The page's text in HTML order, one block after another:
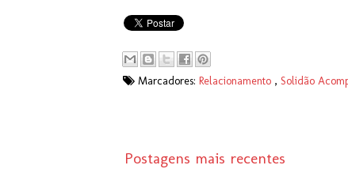
Marcadores: Relacionamento , Solidão
Postagens mais recentes